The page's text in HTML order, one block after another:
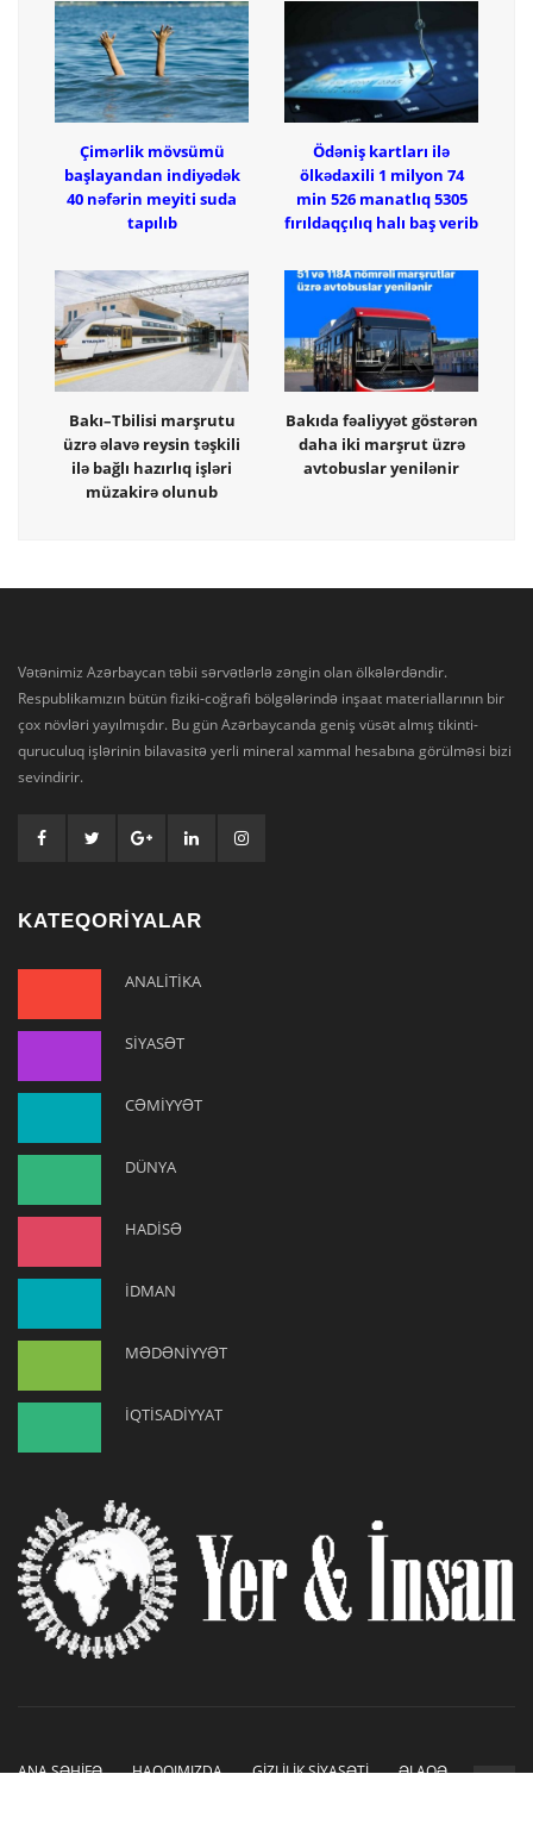
Çimərlik mövsümü
başlayandan indiyədək
40 nəfərin meyiti suda
tapılıb
Ödəniş kartları ilə
ölkədaxili 1 milyon 74
min 526 manatlıq 5305
fırıldaqçılıq halı baş verib
Bakı–Tbilisi marşrutu
üzrə əlavə reysin təşkili
ilə bağlı hazırlıq işləri
müzakirə olunub
Bakıda fəaliyyət göstərən
daha iki marşrut üzrə
avtobuslar yenilənir
Vətənimiz Azərbaycan təbii sərvətlərlə zəngin olan ölkələrdəndir.
Respublikamızın bütün fiziki-coğrafi bölgələrində inşaat materiallarının bir
çox növləri yayılmışdır. Bu gün Azərbaycanda geniş vüsət almış tikinti-
quruculuq işlərinin bilavasitə yerli mineral xammal hesabına görülməsi bizi
sevindirir.
KATEQORİYALAR
ANALİTİKA
SİYASƏT
CƏMİYYƏT
DÜNYA
HADİSƏ
İDMAN
MƏDƏNİYYƏT
İQTİSADİYYAT
ANA SƏHİFƏ HAQQIMIZDA GİZLİLİK SİYASƏTİ
ƏLAQƏ